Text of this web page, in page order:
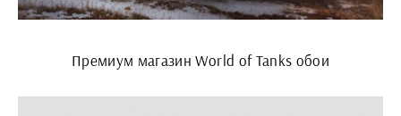
Премиум магазин World of Tanks обои